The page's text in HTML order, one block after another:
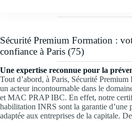
Sécurité Premium Formation :
confiance à Paris (75)
Une expertise reconnue pour la
Tout d’abord, à Paris, Sécurité Premium
un acteur incontournable dans le
et MAC PRAP IBC. En effet, notre
habilitation INRS sont la garantie d’une
adaptée aux entreprises de la capitale.